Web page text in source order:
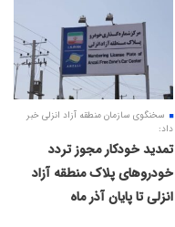
سخنگوی سازمان منطقه آزاد انزلی خبر
داد:
تمدید خودکار مجوز تردد
خودروهای پلاک منطقه آزاد
انزلی تا پایان آذر ماه